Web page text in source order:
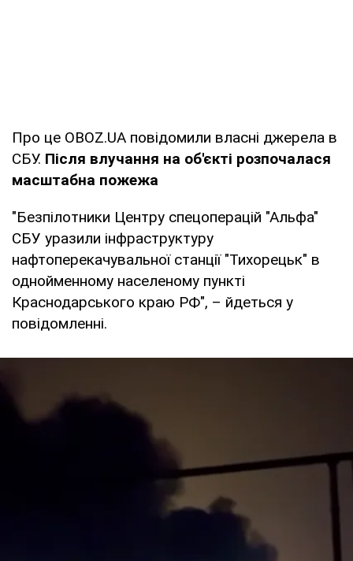
Про це OBOZ.UA повідомили власні джерела в
СБУ. Після влучання на об'єкті розпочалася
масштабна пожежа
"Безпілотники Центру спецоперацій "Альфа"
СБУ уразили інфраструктуру
нафтоперекачувальної станції "Тихорецьк" в
однойменному населеному пункті
Краснодарського краю РФ", – йдеться у
повідомленні.